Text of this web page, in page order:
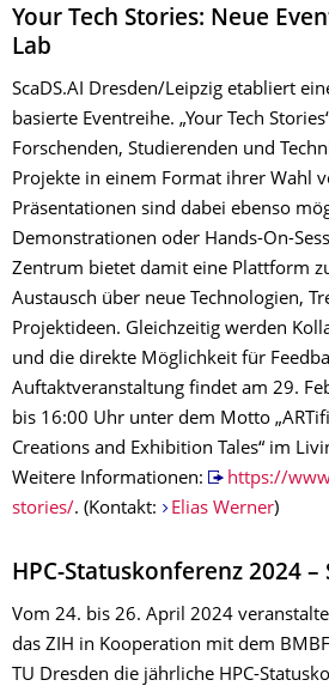
Your Tech Stories: Neue
Lab
ScaDS.AI Dresden/Leipzig etabliert
basierte Eventreihe. „Your Tech
Forschenden, Studierenden und
Projekte in einem Format ihrer Wahl
Präsentationen sind dabei ebenso
Demonstrationen oder Hands-On-
Zentrum bietet damit eine Plattform
Austausch über neue Technologien,
Projektideen. Gleichzeitig werden
und die direkte Möglichkeit für
Auftaktveranstaltung findet am 29.
bis 16:00 Uhr unter dem Motto
Creations and Exhibition Tales“ im
Weitere Informationen:
https://
stories/. (Kontakt: Elias Werner)
HPC-Statuskonferenz 2024 –
Vom 24. bis 26. April 2024
das ZIH in Kooperation mit dem
TU Dresden die jährliche HPC-